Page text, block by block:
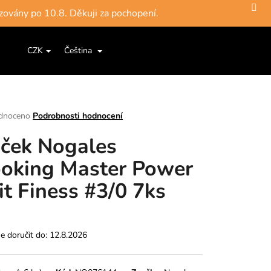
po 10.8. Děkuji za pochopení.
a šňůry Jigové hlavičky, háčky
CZK Čeština
Přihlášení
košík
Podrobnosti hodnocení
Nogales
Master Power
Finess #3/0 7ks
doručit do: 12.8.2026